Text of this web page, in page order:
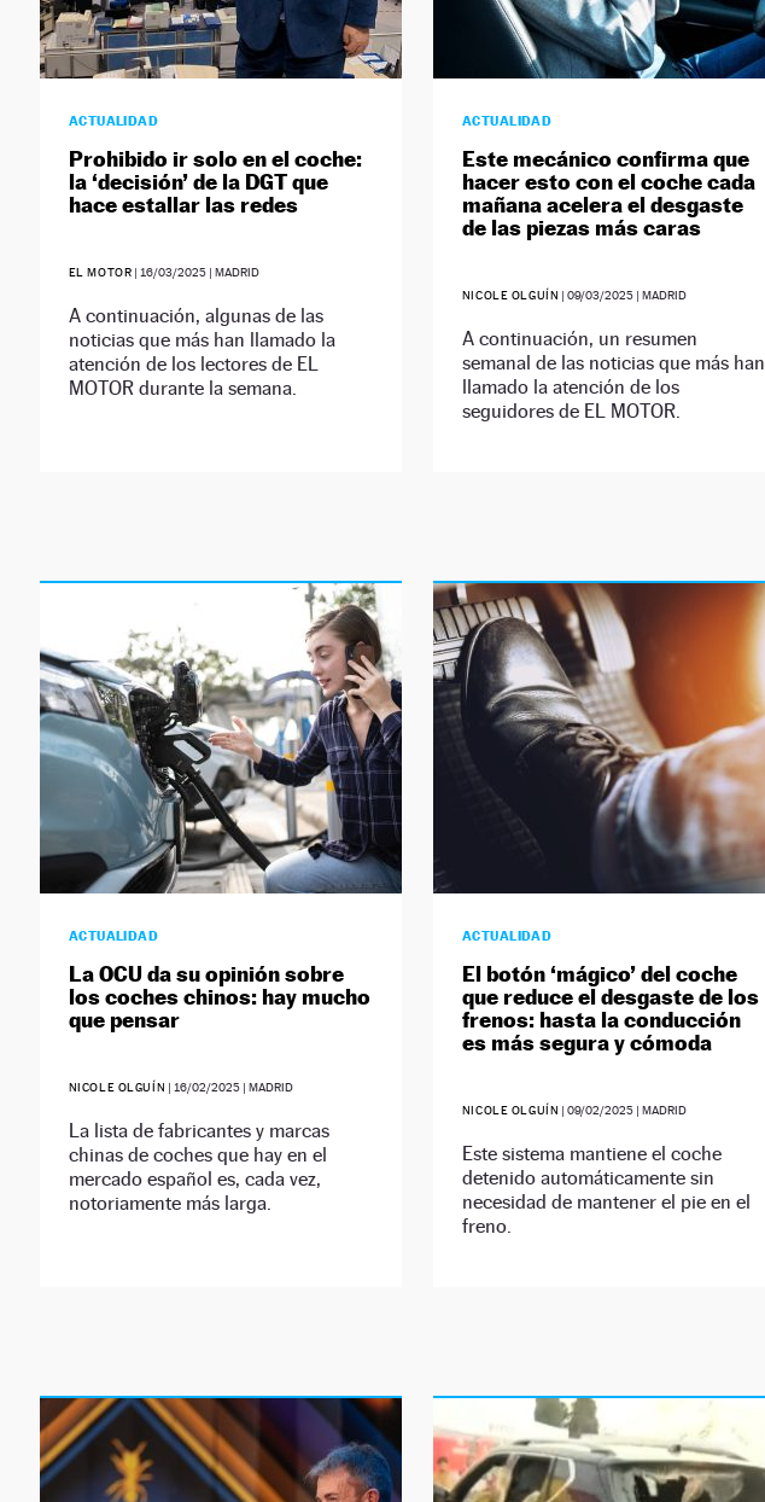
ACTUALIDAD
Prohibido ir solo en el coche:
la ‘decisión’ de la DGT que
hace estallar las redes
EL MOTOR | 16/03/2025 | MADRID
A continuación, algunas de las
noticias que más han llamado la
atención de los lectores de EL
MOTOR durante la semana.
ACTUALIDAD
Este mecánico confirma que
hacer esto con el coche cada
mañana acelera el desgaste
de las piezas más caras
NICOLE OLGUÍN |09/03/2025 | MADRID
A continuación, un resumen
semanal de las noticias que más han
llamado la atención de los
seguidores de EL MOTOR.
ACTUALIDAD
La OCU da su opinión sobre
los coches chinos: hay mucho
que pensar
NICOLE OLGUÍN | 16/02/2025 | MADRID
La lista de fabricantes y marcas
chinas de coches que hay en el
mercado español es, cada vez,
notoriamente más larga.
ACTUALIDAD
El botón ‘mágico’ del coche
que reduce el desgaste de los
frenos: hasta la conducción
es más segura y cómoda
NICOLE OLGUÍN |09/02/2025 | MADRID
Este sistema mantiene el coche
detenido automáticamente sin
necesidad de mantener el pie en el
freno.